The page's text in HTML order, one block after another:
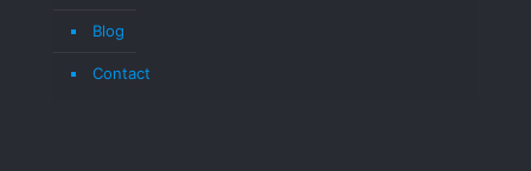
Blog
Contact